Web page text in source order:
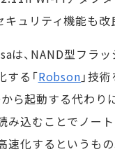
キュリティ機能も改
は、NAND型フラ
する「Robson 」技
ら起動する代わり
み込むことでノー
速化するというもの